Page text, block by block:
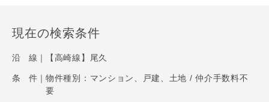
現在の検索条件
沿 線｜ 【高崎線】尾久
条 件｜ 物件種別：マンション、戸建、土地 / 仲介手数料不
要